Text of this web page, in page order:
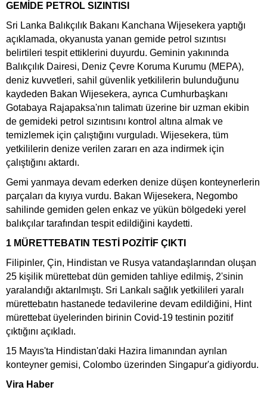
GEMİDE PETROL SIZINTISI
Sri Lanka Balıkçılık Bakanı Kanchana Wijesekera yaptığı
açıklamada, okyanusta yanan gemide petrol sızıntısı
belirtileri tespit ettiklerini duyurdu. Geminin yakınında
Balıkçılık Dairesi, Deniz Çevre Koruma Kurumu (MEPA),
deniz kuvvetleri, sahil güvenlik yetkililerin bulunduğunu
kaydeden Bakan Wijesekera, ayrıca Cumhurbaşkanı
Gotabaya Rajapaksa'nın talimatı üzerine bir uzman ekibin
de gemideki petrol sızıntısını kontrol altına almak ve
temizlemek için çalıştığını vurguladı. Wijesekera, tüm
yetkililerin denize verilen zararı en aza indirmek için
çalıştığını aktardı.
Gemi yanmaya devam ederken denize düşen konteynerlerin
parçaları da kıyıya vurdu. Bakan Wijesekera, Negombo
sahilinde gemiden gelen enkaz ve yükün bölgedeki yerel
balıkçılar tarafından tespit edildiğini kaydetti.
1 MÜRETTEBATIN TESTİ POZİTİF ÇIKTI
Filipinler, Çin, Hindistan ve Rusya vatandaşlarından oluşan
25 kişilik mürettebat dün gemiden tahliye edilmiş, 2'sinin
yaralandığı aktarılmıştı. Sri Lankalı sağlık yetkilileri yaralı
mürettebatın hastanede tedavilerine devam edildiğini, Hint
mürettebat üyelerinden birinin Covid-19 testinin pozitif
çıktığını açıkladı.
15 Mayıs'ta Hindistan'daki Hazira limanından ayrılan
konteyner gemisi, Colombo üzerinden Singapur'a gidiyordu.
Vira Haber